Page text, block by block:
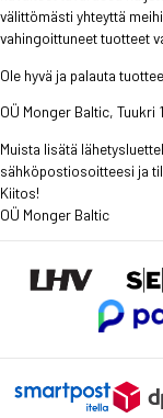
välittömästi yhteyttä
vahingoittuneet tuotteet
Ole hyvä ja palauta
OÜ Monger Baltic, Tuukri
Muista lisätä
sähköpostiosoitteesi ja
Kiitos!
OÜ Monger Baltic